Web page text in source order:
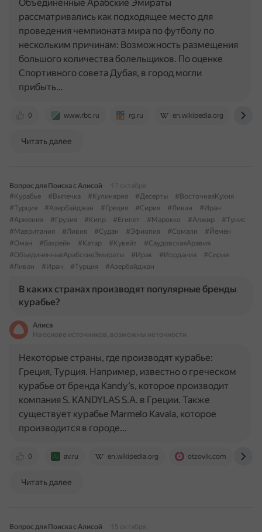
0 www.rbc.ru rg.ru en.wikipedia.org
Объединённые Арабские Эмираты
рассматривались как подходящее место для
проведения чемпионата мира по футболу по
нескольким причинам: Возможность размещения
большого количества болельщиков. По оценке
Спортивного совета Дубая, в город могли
прибыть…
Читать далее
Вопрос для Поиска с Алисой
17 октября
#Курабье
#Выпечка #Кулинария #Десерты
#ВосточнаяКухня
#Турция
#Азербайджан #Греция #Сирия #Ливан
#Иран
#Армения
#Грузия #Кипр #Египет #Марокко #Алжир
#Тунис
#Мавритания
#Ливия #Судан #Эфиопия #Сомали
#Йемен
#Оман
#Бахрейн #Катар #Кувейт
#СаудовскаяАравия
#ОбъединенныеАрабскиеЭмираты
#Ирак #Иордания
#Сирия
#Ливан
#Иран #Турция #Азербайджан
В каких странах производят популярные бренды
курабье?
Алиса
На основе источников, возможны неточности
0 av.ru en.wikipedia.org otzovik.com
Некоторые страны, где производят курабье:
Греция, Турция. Например, известно о греческом
курабье от бренда Kandy’s, которое производит
компания S. KANDYLAS S.A. в Греции. Также
существует курабье Marmelo Kavala, которое
производится в городе…
Читать далее
Вопрос для Поиска с Алисой
15 октября